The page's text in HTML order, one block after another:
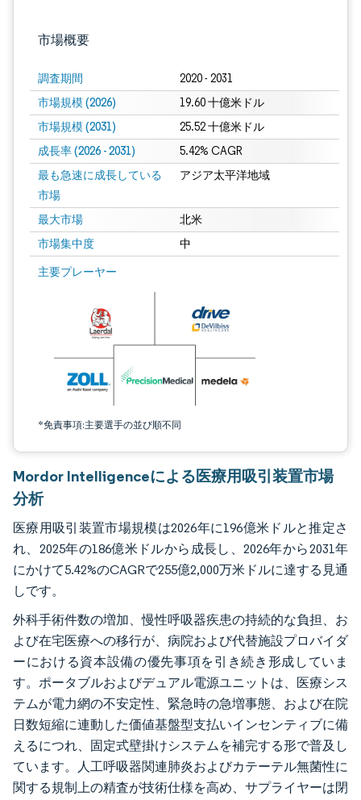
市場概要
調査期間 2020 - 2031
市場規模 (2026) 19.60 十億米ドル
市場規模 (2031) 25.52 十億米ドル
成長率 (2026 - 2031) 5.42% CAGR
最も急速に成長している
市場
アジア太平洋地域
最大市場 北米
市場集中度 中
主要プレーヤー
*免責事項:主要選手の並び順不同
画像 © Mordor Intelligence。再利用にはCC BY 4.0の表示が必要です。
Mordor Intelligenceによる医療用吸引装置市場
分析
医療用吸引装置市場規模は2026年に196億米ドルと推定さ
れ、2025年の186億米ドルから成長し、2026年から2031年
にかけて5.42%のCAGRで255億2,000万米ドルに達する見通
しです。
外科手術件数の増加、慢性呼吸器疾患の持続的な負担、お
よび在宅医療への移行が、病院および代替施設プロバイダ
ーにおける資本設備の優先事項を引き続き形成していま
す。ポータブルおよびデュアル電源ユニットは、医療シス
テムが電力網の不安定性、緊急時の急増事態、および在院
日数短縮に連動した価値基盤型支払いインセンティブに備
えるにつれ、固定式壁掛けシステムを補完する形で普及し
ています。人工呼吸器関連肺炎およびカテーテル無菌性に
関する規制上の精査が技術仕様を高め、サプライヤーは閉